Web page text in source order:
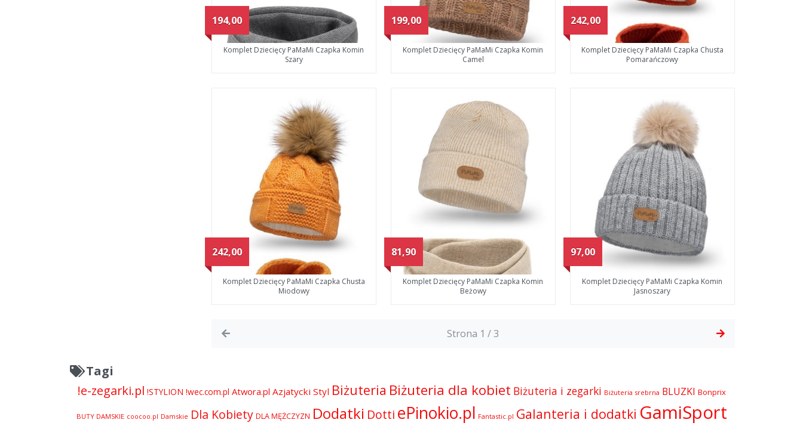
194,00
Komplet Dziecięcy PaMaMi Czapka Komin
Szary
199,00
Komplet Dziecięcy PaMaMi Czapka Komin
Camel
242,00
Komplet Dziecięcy PaMaMi Czapka Chusta
Pomarańczowy
242,00
Komplet Dziecięcy PaMaMi Czapka Chusta
Miodowy
81,90
Komplet Dziecięcy PaMaMi Czapka Komin
Beżowy
97,00
Komplet Dziecięcy PaMaMi Czapka Komin
Jasnoszary
Strona 1 / 3
Tagi
!e-zegarki.pl !STYLION !wec.com.pl Atwora.pl Azjatycki Styl Biżuteria Biżuteria dla kobiet Biżuteria i zegarki Biżuteria srebrna BLUZKI Bonprix
BUTY DAMSKIE coocoo.pl Damskie Dla Kobiety DLA MĘŻCZYZN Dodatki Dotti ePinokio.pl Fantastic.pl Galanteria i dodatki GamiSport